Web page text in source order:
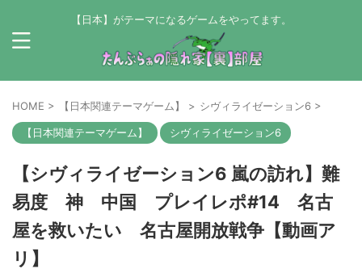
【日本】がテーマになるゲームをやってます。
HOME > 【日本関連テーマゲーム】 > シヴィライゼーション6 >
【日本関連テーマゲーム】 シヴィライゼーション6
【シヴィライゼーション6 嵐の訪れ】難
易度 神 中国 プレイレポ#14 名古
屋を救いたい 名古屋開放戦争【動画ア
リ】